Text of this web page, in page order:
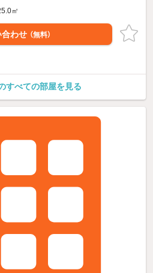
㎡
合わせ （無料）
すべての部屋を見る